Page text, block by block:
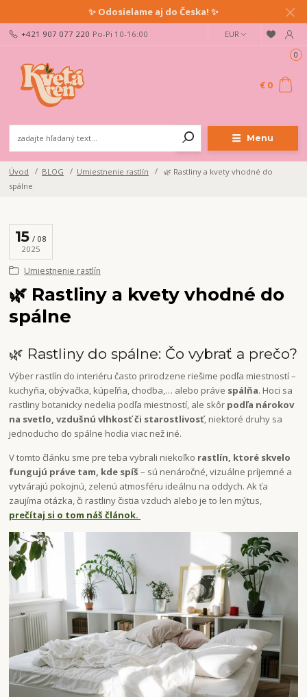
✨ Odosielame aj do Česka! ✨
Menu
EUR
+421 907 077 220 Po-Pi 10-16:00
0
€ 0
Úvod BLOG Umiestnenie rastlín
🌿 Rastliny a kvety vhodné do
spálne
15
08
2025
Umiestnenie rastlín
🌿 Rastliny a kvety vhodné do
spálne
🌿 Rastliny do spálne: Čo vybrať a prečo?
Výber rastlín do interiéru často prirodzene riešime podľa miestností –
kuchyňa, obývačka, kúpeľňa, chodba,… alebo práve spálňa. Hoci sa
rastliny botanicky nedelia podľa miestností, ale skôr podľa nárokov
na svetlo, vzdušnú vlhkosť či starostlivosť, niektoré druhy sa
jednoducho do spálne hodia viac než iné.
V tomto článku sme pre teba vybrali niekoľko rastlín, ktoré skvelo
fungujú práve tam, kde spíš– sú nenáročné, vizuálne príjemné a
vytvárajú pokojnú, zelenú atmosféru ideálnu na oddych. Ak ťa
zaujíma otázka, či rastliny čistia vzduch alebo je to len mýtus,
prečítaj si o tom náš článok.